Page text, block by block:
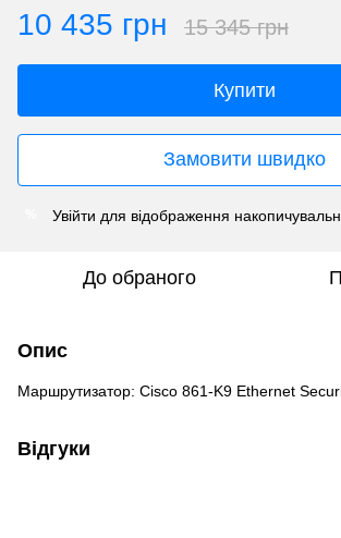
10 435 грн 15 345 грн
Купити
Замовити швидко
Увійти для відображення
До обраного
Опис
Маршрутизатор: Cisco 861-K9 Ethernet
Відгуки